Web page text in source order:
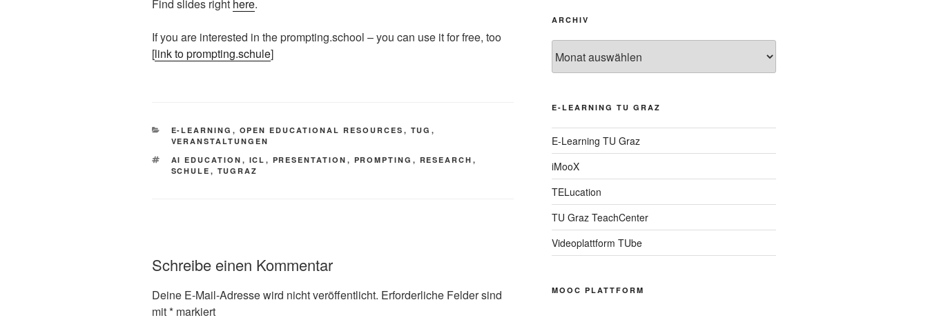
Find slides right here.
If you are interested in the prompting.school – you can use it for free, too
[link to prompting.schule]
KATEGORIEN
E-LEARNING , OPEN EDUCATIONAL RESOURCES , TUG ,
VERANSTALTUNGEN
SCHLAGWÖRTER
AI EDUCATION , ICL , PRESENTATION , PROMPTING , RESEARCH ,
SCHULE , TUGRAZ
Schreibe einen Kommentar
Deine E-Mail-Adresse wird nicht veröffentlicht. Erforderliche Felder sind
mit* markiert
ARCHIV
E-LEARNING TU GRAZ
E-Learning TU Graz
iMooX
TELucation
TU Graz TeachCenter
Videoplattform TUbe
MOOC PLATTFORM